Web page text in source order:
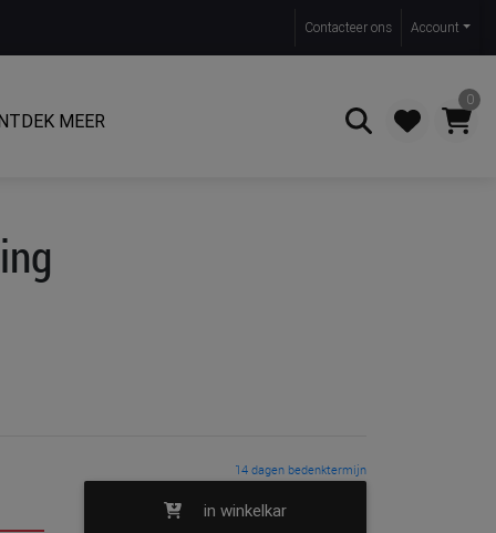
Contacteer ons Account
MEER
0
14 dagen bedenktermijn
in winkelkar